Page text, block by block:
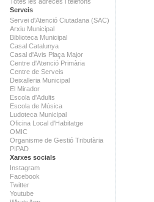
Serveis
Servei d'Atenció Ciutadana (SAC)
Arxiu Municipal
Biblioteca Municipal
Casal Catalunya
Casal d'Avis Plaça Major
Centre d'Atenció Primària
Centre de Serveis
Deixalleria Municipal
El Mirador
Escola d'Adults
Escola de Música
Ludoteca Municipal
Oficina Local d'Habitatge
OMIC
Organisme de Gestió Tributària
PIPAD
Xarxes socials
Instagram
Facebook
Twitter
Youtube